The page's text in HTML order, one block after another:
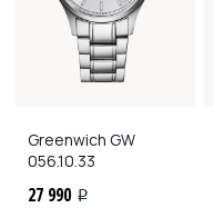
Greenwich GW
056.10.33
27 990 i